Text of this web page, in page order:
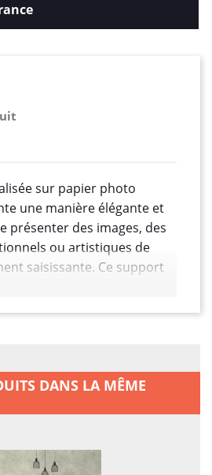
sur papier photo
une manière élégante et
présenter des images, des
ou artistiques de
saisissante. Ce support
est conçu
garantit une épaisseur et
lui confèrent une durabilité
texture lisse et brillante du
aux couleurs de
DANS LA MÊME